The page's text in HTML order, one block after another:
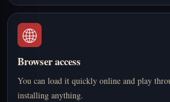
🌐
Browser access
You can load it quickly online and play
installing anything.